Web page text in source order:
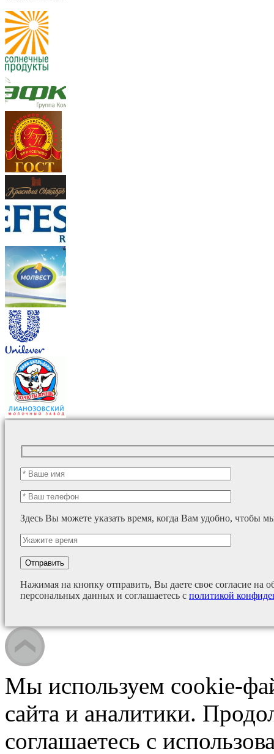
Здесь Вы можете указать время, когда Вам удобно, чтобы
Нажимая на кнопку отправить, Вы даете свое согласие на
персональных данных и соглашаетесь с политикой
Мы используем cookie-
сайта и аналитики.
соглашаетесь с